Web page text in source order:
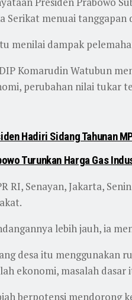
menuai tanggapan
menilai dampak
Komarudin Watubun
perubahan nilai tukar
Hadiri Sidang Tahunan
Turunkan Harga Gas
RI, Senayan, Jakarta,
lebih jauh, ia
desa itu menggunakan
ekonomi, masalah
berpotensi mendorong